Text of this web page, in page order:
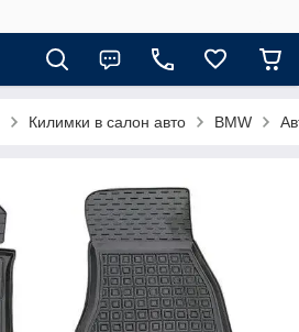
Килимки в салон авто BMW